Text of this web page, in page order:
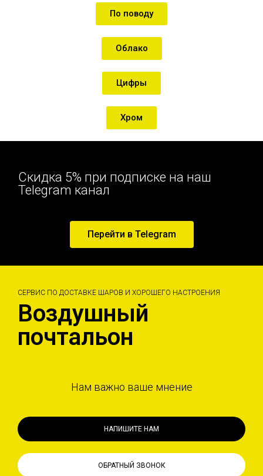
По поводу
Облако
Цифры
Хром
Скидка 5% при подписке на наш
Telegram канал
Перейти в Telegram
СЕРВИС ПО ДОСТАВКЕ ШАРОВ И ХОРОШЕГО НАСТРОЕНИЯ
Воздушный
почтальон
Нам важно ваше мнение
НАПИШИТЕ НАМ
ОБРАТНЫЙ ЗВОНОК